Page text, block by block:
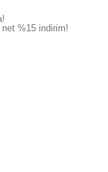
net %15 indirim!